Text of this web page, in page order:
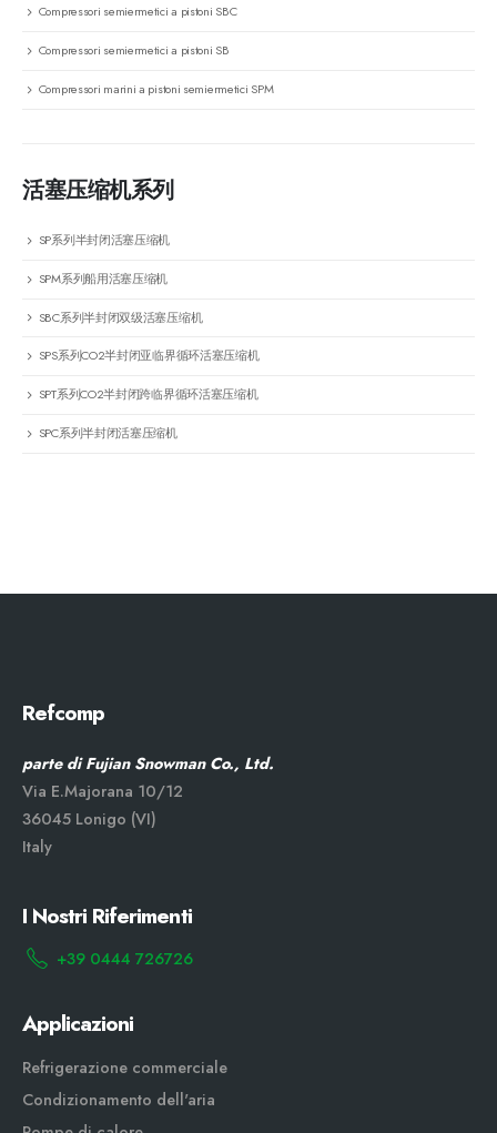
Compressori semiermetici a pistoni SBC
Compressori semiermetici a pistoni SB
Compressori marini a pistoni semiermetici SPM
活塞压缩机系列
SP系列半封闭活塞压缩机
SPM系列船用活塞压缩机
SBC系列半封闭双级活塞压缩机
SPS系列CO2半封闭亚临界循环活塞压缩机
SPT系列CO2半封闭跨临界循环活塞压缩机
SPC系列半封闭活塞压缩机
Refcomp
parte di Fujian Snowman Co., Ltd.
Via E.Majorana 10/12
36045 Lonigo (VI)
Italy
I Nostri Riferimenti
+39 0444 726726
Applicazioni
Refrigerazione commerciale
Condizionamento dell'aria